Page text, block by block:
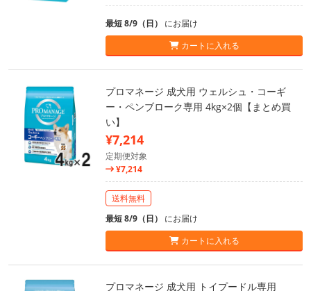
最短 8/9（日） にお届け
カートに入れる
プロマネージ 成犬用 ウェルシュ・コーギ
ー・ペンブローク専用 4kg×2個【まとめ買
い】
¥7,214
定期便対象
¥7,214
送料無料
最短 8/9（日） にお届け
カートに入れる
プロマネージ 成犬用 トイプードル専用